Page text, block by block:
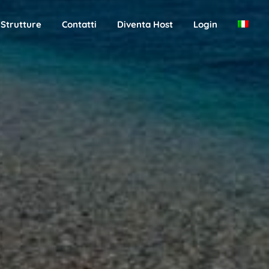
Strutture Contatti Diventa Host Login